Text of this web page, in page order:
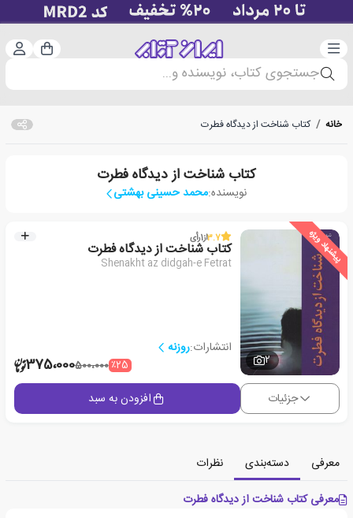
دسته‌بندی سبد
جستجوی کتاب، نویسنده و...
خانه / کتاب شناخت از دیدگاه فطرت
کتاب شناخت از دیدگاه فطرت
نویسنده:محمد حسینی بهشتی
پیشنهاد ویژه
2
3.7از1رأی
کتاب شناخت از دیدگاه فطرت
Shenakht az didgah-e Fetrat
انتشارات:روزنه
٪25500،000375،000
جزئیات افزودن به سبد
معرفی دسته‌بندی
نظرات
معرفی کتاب شناخت از دیدگاه فطرت